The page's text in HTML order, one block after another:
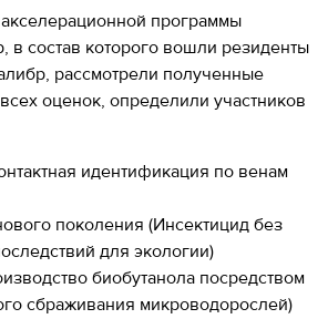
17-17
45-55
- 18:00 Пн-Чт.
9:00 - 17:00 Пт.
программы
в состав которого вошли резиденты
рассмотрели полученные
оценок, определили участников
идентификация по венам
поколения (Инсектицид без
для экологии)
биобутанола посредством
сбраживания микроводорослей)